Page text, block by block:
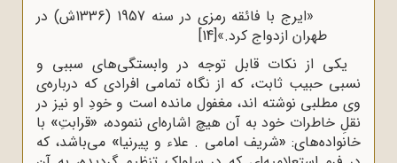
«ایرج با فائقه رمزی در سنه 1957 (1336ش) در
طهران ازدواج کرد.»[14]
یکی از نکات قابل توجه در وابستگی‌های سببی و
نسبی حبیب ثابت، که از نگاه تمامی افرادی که درباره‌ی
وی مطلبی نوشته اند، مغفول مانده است و خودِ او نیز در
نقلِ خاطرات خود به آن هیچ اشاره‌ای ننموده، «قرابتِ» با
خانواده‌های: «شریف امامی . علاء و پیرنیا» می‌باشد، که